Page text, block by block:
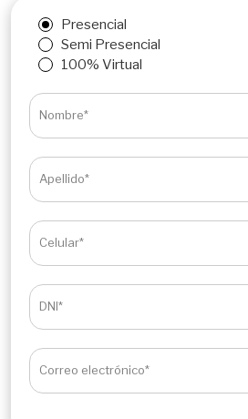
Presencial
Semi Presencial
100% Virtual
Nombre*
Apellido*
Celular*
DNI*
Correo electrónico*